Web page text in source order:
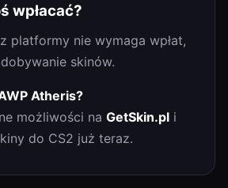
wpłacać?
platformy nie wymaga wpłat,
skinów.
Atheris?
możliwości na GetSkin.pl i
do CS2 już teraz.